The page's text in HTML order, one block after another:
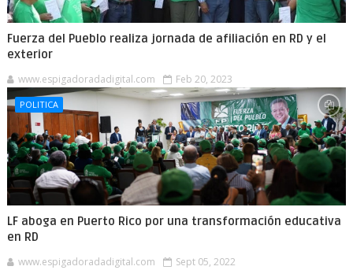
Fuerza del Pueblo realiza jornada de afiliación en RD y el
exterior
www.espigadoradadigital.com Feb 20, 2023
POLITICA
LF aboga en Puerto Rico por una transformación educativa
en RD
www.espigadoradadigital.com Sept 05, 2022